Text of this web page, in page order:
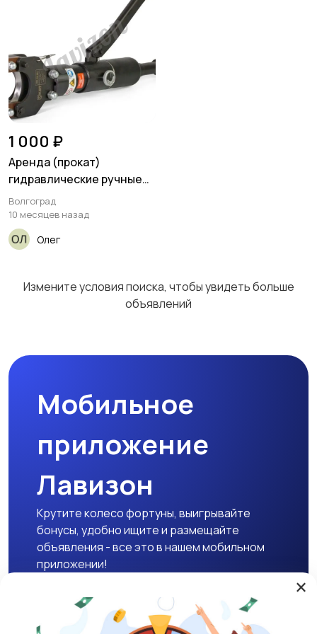
Другое 11
1 000 ₽
Аренда (прокат)
гидравлические ручные
ножницы
Волгоград
10 месяцев назад
Олег
Измените условия поиска, чтобы увидеть больше
объявлений
Мобильное
приложение
Лавизон
Крутите колесо фортуны, выигрывайте
бонусы, удобно ищите и размещайте
объявления - все это в нашем мобильном
приложении!
Скачать APK
×